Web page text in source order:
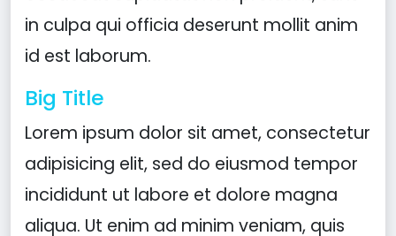
in culpa qui officia deserunt mollit anim
id est laborum.
Big Title
Lorem ipsum dolor sit amet, consectetur
adipisicing elit, sed do eiusmod tempor
incididunt ut labore et dolore magna
aliqua. Ut enim ad minim veniam, quis